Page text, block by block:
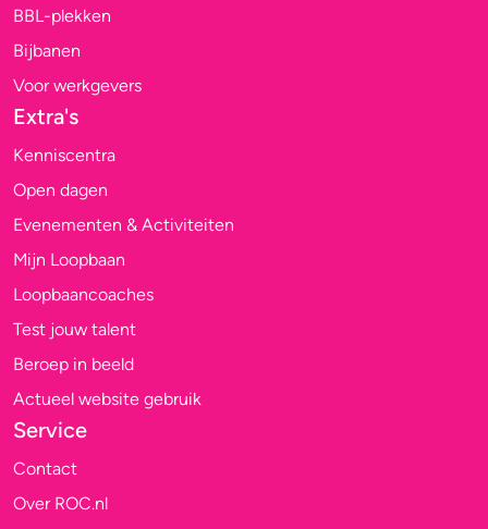
BBL-plekken
Bijbanen
Voor werkgevers
Extra's
Kenniscentra
Open dagen
Evenementen & Activiteiten
Mijn Loopbaan
Loopbaancoaches
Test jouw talent
Beroep in beeld
Actueel website gebruik
Service
Contact
Over ROC.nl